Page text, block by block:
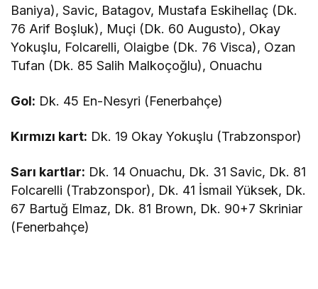
Baniya), Savic, Batagov, Mustafa Eskihellaç (Dk.
76 Arif Boşluk), Muçi (Dk. 60 Augusto), Okay
Yokuşlu, Folcarelli, Olaigbe (Dk. 76 Visca), Ozan
Tufan (Dk. 85 Salih Malkoçoğlu), Onuachu
Gol: Dk. 45 En-Nesyri (Fenerbahçe)
Kırmızı kart: Dk. 19 Okay Yokuşlu (Trabzonspor)
Sarı kartlar: Dk. 14 Onuachu, Dk. 31 Savic, Dk. 81
Folcarelli (Trabzonspor), Dk. 41 İsmail Yüksek, Dk.
67 Bartuğ Elmaz, Dk. 81 Brown, Dk. 90+7 Skriniar
(Fenerbahçe)